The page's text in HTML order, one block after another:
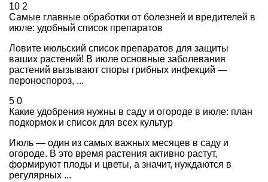
10 2
Самые главные обработки от болезней и вредителей в
июле: удобный список препаратов
Ловите июльский список препаратов для защиты
ваших растений! В июле основные заболевания
растений вызывают споры грибных инфекций —
пероноспороз, ...
5 0
Какие удобрения нужны в саду и огороде в июле: план
подкормок и список для всех культур
Июль — один из самых важных месяцев в саду и
огороде. В это время растения активно растут,
формируют плоды и цветы, а значит, нуждаются в
регулярных ...